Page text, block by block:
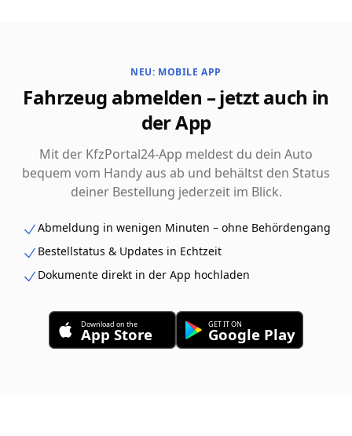
NEU: MOBILE APP
Fahrzeug abmelden – jetzt auch in
der App
Mit der KfzPortal24-App meldest du dein Auto
bequem vom Handy aus ab und behältst den Status
deiner Bestellung jederzeit im Blick.
Abmeldung in wenigen Minuten – ohne Behördengang
Bestellstatus & Updates in Echtzeit
Dokumente direkt in der App hochladen
Download on the
App Store
GET IT ON
Google Play